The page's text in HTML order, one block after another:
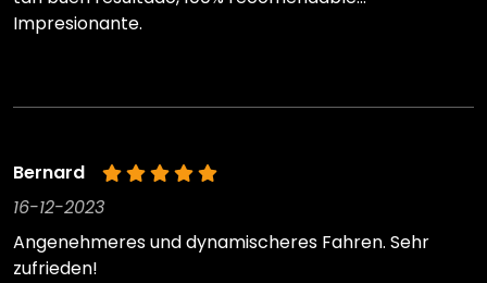
Impresionante.
Bernard
16-12-2023
Angenehmeres und dynamischeres Fahren. Sehr
zufrieden!